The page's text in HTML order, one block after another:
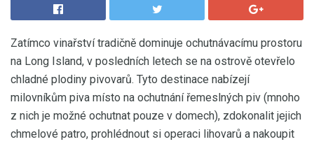
Zatímco vinařství tradičně dominuje ochutnávacímu prostoru
na Long Island, v posledních letech se na ostrově otevřelo
chladné plodiny pivovarů. Tyto destinace nabízejí
milovníkům piva místo na ochutnání řemeslných piv (mnoho
z nich je možné ochutnat pouze v domech), zdokonalit jejich
chmelové patro, prohlédnout si operaci lihovarů a nakoupit